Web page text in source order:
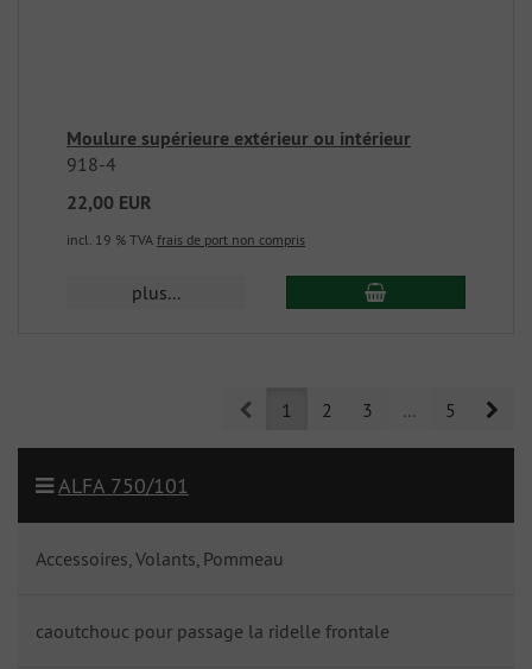
Moulure supérieure extérieur ou intérieur
918-4
22,00 EUR
incl. 19 % TVA frais de port non compris
plus...
Prev1 2 3 ... 5
ALFA 750/101
Accessoires, Volants, Pommeau
caoutchouc pour passage la ridelle frontale